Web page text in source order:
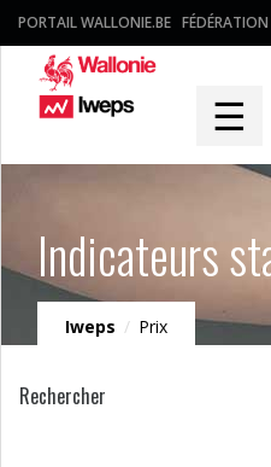
PORTAIL WALLONIE.BE
☰
Indicateurs
Iweps / Prix
Rechercher